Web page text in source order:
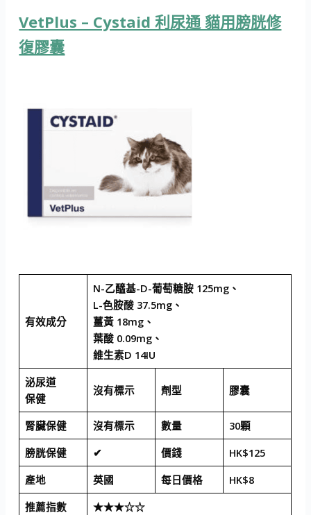
VetPlus – Cystaid 利尿通 貓用膀胱修
復膠囊
有效成分
N-乙醯基-D-葡萄糖胺 125mg、
L-色胺酸 37.5mg、
薑黃 18mg、
葉酸 0.09mg、
維生素D 14IU
泌尿道
保健
沒有標示 劑型 膠囊
腎臟保健 沒有標示 數量
30顆
膀胱保健
✔ 價錢
HK$125
產地
英國 每日價格
HK$8
推薦指數
★★★☆☆